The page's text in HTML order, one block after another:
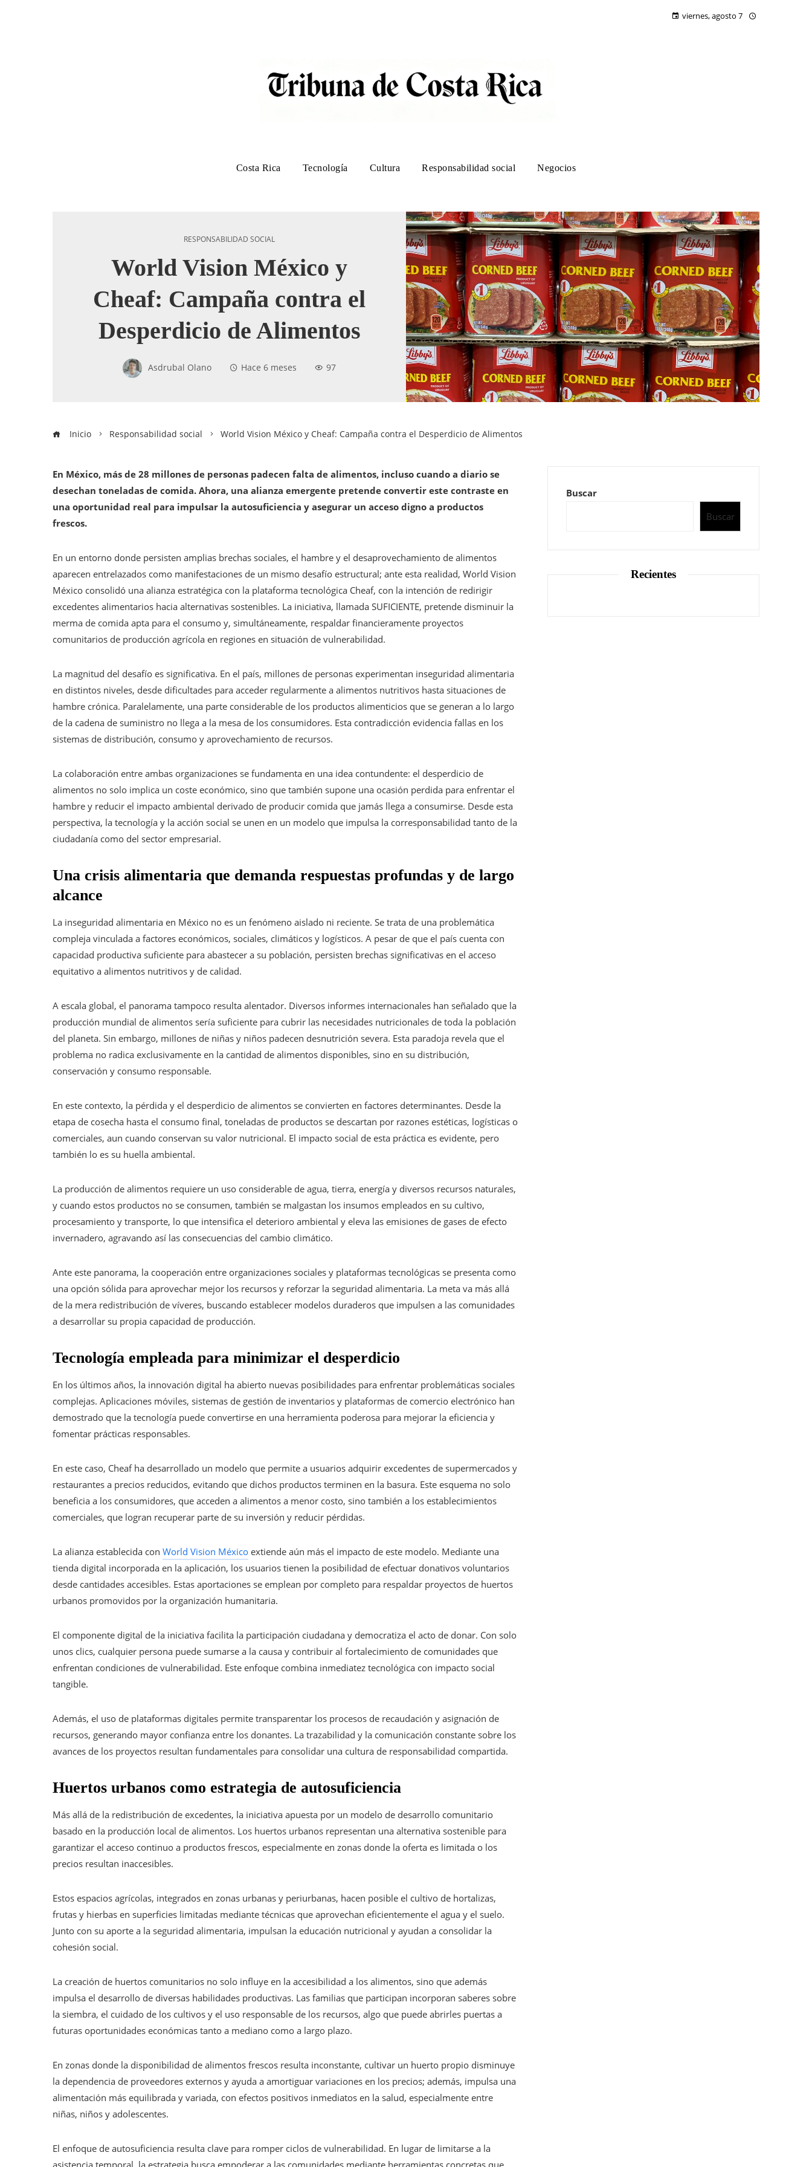
viernes, agosto 7
Costa Rica Tecnología Cultura Responsabilidad social Negocios
RESPONSABILIDAD SOCIAL
World Vision México y
Cheaf: Campaña contra el
Desperdicio de Alimentos
Asdrubal Olano Hace 6 meses 97
Inicio Responsabilidad social World Vision México y Cheaf: Campaña contra el Desperdicio de Alimentos
En México, más de 28 millones de personas padecen falta de alimentos, incluso cuando a diario se
desechan toneladas de comida. Ahora, una alianza emergente pretende convertir este contraste en
una oportunidad real para impulsar la autosuficiencia y asegurar un acceso digno a productos
frescos.
En un entorno donde persisten amplias brechas sociales, el hambre y el desaprovechamiento de alimentos
aparecen entrelazados como manifestaciones de un mismo desafío estructural; ante esta realidad, World Vision
México consolidó una alianza estratégica con la plataforma tecnológica Cheaf, con la intención de redirigir
excedentes alimentarios hacia alternativas sostenibles. La iniciativa, llamada SUFICIENTE, pretende disminuir la
merma de comida apta para el consumo y, simultáneamente, respaldar financieramente proyectos
comunitarios de producción agrícola en regiones en situación de vulnerabilidad.
La magnitud del desafío es significativa. En el país, millones de personas experimentan inseguridad alimentaria
en distintos niveles, desde dificultades para acceder regularmente a alimentos nutritivos hasta situaciones de
hambre crónica. Paralelamente, una parte considerable de los productos alimenticios que se generan a lo largo
de la cadena de suministro no llega a la mesa de los consumidores. Esta contradicción evidencia fallas en los
sistemas de distribución, consumo y aprovechamiento de recursos.
La colaboración entre ambas organizaciones se fundamenta en una idea contundente: el desperdicio de
alimentos no solo implica un coste económico, sino que también supone una ocasión perdida para enfrentar el
hambre y reducir el impacto ambiental derivado de producir comida que jamás llega a consumirse. Desde esta
perspectiva, la tecnología y la acción social se unen en un modelo que impulsa la corresponsabilidad tanto de la
ciudadanía como del sector empresarial.
Una crisis alimentaria que demanda respuestas profundas y de largo
alcance
La inseguridad alimentaria en México no es un fenómeno aislado ni reciente. Se trata de una problemática
compleja vinculada a factores económicos, sociales, climáticos y logísticos. A pesar de que el país cuenta con
capacidad productiva suficiente para abastecer a su población, persisten brechas significativas en el acceso
equitativo a alimentos nutritivos y de calidad.
A escala global, el panorama tampoco resulta alentador. Diversos informes internacionales han señalado que la
producción mundial de alimentos sería suficiente para cubrir las necesidades nutricionales de toda la población
del planeta. Sin embargo, millones de niñas y niños padecen desnutrición severa. Esta paradoja revela que el
problema no radica exclusivamente en la cantidad de alimentos disponibles, sino en su distribución,
conservación y consumo responsable.
En este contexto, la pérdida y el desperdicio de alimentos se convierten en factores determinantes. Desde la
etapa de cosecha hasta el consumo final, toneladas de productos se descartan por razones estéticas, logísticas o
comerciales, aun cuando conservan su valor nutricional. El impacto social de esta práctica es evidente, pero
también lo es su huella ambiental.
La producción de alimentos requiere un uso considerable de agua, tierra, energía y diversos recursos naturales,
y cuando estos productos no se consumen, también se malgastan los insumos empleados en su cultivo,
procesamiento y transporte, lo que intensifica el deterioro ambiental y eleva las emisiones de gases de efecto
invernadero, agravando así las consecuencias del cambio climático.
Ante este panorama, la cooperación entre organizaciones sociales y plataformas tecnológicas se presenta como
una opción sólida para aprovechar mejor los recursos y reforzar la seguridad alimentaria. La meta va más allá
de la mera redistribución de víveres, buscando establecer modelos duraderos que impulsen a las comunidades
a desarrollar su propia capacidad de producción.
Tecnología empleada para minimizar el desperdicio
En los últimos años, la innovación digital ha abierto nuevas posibilidades para enfrentar problemáticas sociales
complejas. Aplicaciones móviles, sistemas de gestión de inventarios y plataformas de comercio electrónico han
demostrado que la tecnología puede convertirse en una herramienta poderosa para mejorar la eficiencia y
fomentar prácticas responsables.
En este caso, Cheaf ha desarrollado un modelo que permite a usuarios adquirir excedentes de supermercados y
restaurantes a precios reducidos, evitando que dichos productos terminen en la basura. Este esquema no solo
beneficia a los consumidores, que acceden a alimentos a menor costo, sino también a los establecimientos
comerciales, que logran recuperar parte de su inversión y reducir pérdidas.
La alianza establecida con World Vision México extiende aún más el impacto de este modelo. Mediante una
tienda digital incorporada en la aplicación, los usuarios tienen la posibilidad de efectuar donativos voluntarios
desde cantidades accesibles. Estas aportaciones se emplean por completo para respaldar proyectos de huertos
urbanos promovidos por la organización humanitaria.
El componente digital de la iniciativa facilita la participación ciudadana y democratiza el acto de donar. Con solo
unos clics, cualquier persona puede sumarse a la causa y contribuir al fortalecimiento de comunidades que
enfrentan condiciones de vulnerabilidad. Este enfoque combina inmediatez tecnológica con impacto social
tangible.
Además, el uso de plataformas digitales permite transparentar los procesos de recaudación y asignación de
recursos, generando mayor confianza entre los donantes. La trazabilidad y la comunicación constante sobre los
avances de los proyectos resultan fundamentales para consolidar una cultura de responsabilidad compartida.
Huertos urbanos como estrategia de autosuficiencia
Más allá de la redistribución de excedentes, la iniciativa apuesta por un modelo de desarrollo comunitario
basado en la producción local de alimentos. Los huertos urbanos representan una alternativa sostenible para
garantizar el acceso continuo a productos frescos, especialmente en zonas donde la oferta es limitada o los
precios resultan inaccesibles.
Estos espacios agrícolas, integrados en zonas urbanas y periurbanas, hacen posible el cultivo de hortalizas,
frutas y hierbas en superficies limitadas mediante técnicas que aprovechan eficientemente el agua y el suelo.
Junto con su aporte a la seguridad alimentaria, impulsan la educación nutricional y ayudan a consolidar la
cohesión social.
La creación de huertos comunitarios no solo influye en la accesibilidad a los alimentos, sino que además
impulsa el desarrollo de diversas habilidades productivas. Las familias que participan incorporan saberes sobre
la siembra, el cuidado de los cultivos y el uso responsable de los recursos, algo que puede abrirles puertas a
futuras oportunidades económicas tanto a mediano como a largo plazo.
En zonas donde la disponibilidad de alimentos frescos resulta inconstante, cultivar un huerto propio disminuye
la dependencia de proveedores externos y ayuda a amortiguar variaciones en los precios; además, impulsa una
alimentación más equilibrada y variada, con efectos positivos inmediatos en la salud, especialmente entre
niñas, niños y adolescentes.
El enfoque de autosuficiencia resulta clave para romper ciclos de vulnerabilidad. En lugar de limitarse a la
asistencia temporal, la estrategia busca empoderar a las comunidades mediante herramientas concretas que
Buscar
Buscar
Recientes